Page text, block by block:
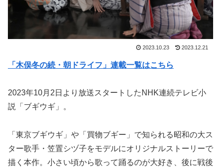
2023.10.23 2023.12.21
「木俣冬の続・朝ドライフ」連載一覧はこちら
2023年10月2日より放送スタートしたNHK連続テレビ小
説「ブギウギ」。
「東京ブギウギ」や「買物ブギー」で知られる昭和の大ス
ター歌手・笠置シヅ子をモデルにオリジナルストーリーで
描く本作。小さい頃から歌って踊るのが大好き、後に戦後